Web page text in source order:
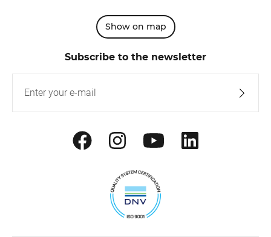
Show on map
Subscribe to the newsletter